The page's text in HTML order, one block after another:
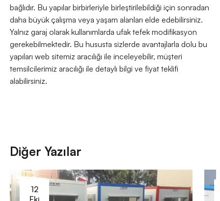
bağlıdır. Bu yapılar birbirleriyle birleştirilebildiği için sonradan
daha büyük çalışma veya yaşam alanları elde edebilirsiniz.
Yalnız garaj olarak kullanımlarda ufak tefek modifikasyon
gerekebilmektedir. Bu hususta sizlerde avantajlarla dolu bu
yapıları web sitemiz aracılığı ile inceleyebilir, müşteri
temsilcilerimiz aracılığı ile detaylı bilgi ve fiyat teklifi
alabilirsiniz.
Diğer Yazılar
12